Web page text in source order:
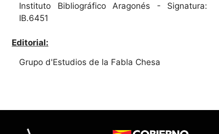
Instituto Bibliográfico Aragonés - Signatura:
IB.6451
Editorial:
Grupo d'Estudios de la Fabla Chesa